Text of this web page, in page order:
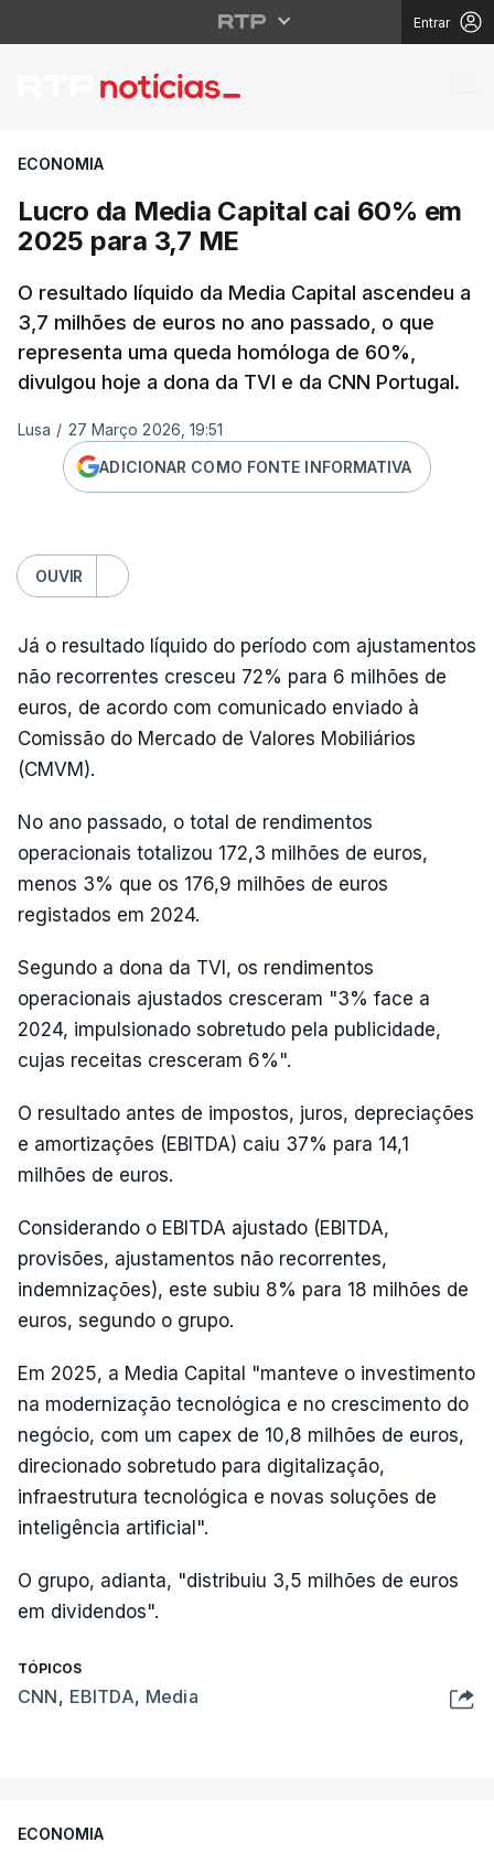
Entrar
Lucro da Media
ECONOMIA
Lucro da Media Capital cai 60% em
2025 para 3,7 ME
O resultado líquido da Media Capital ascendeu a
3,7 milhões de euros no ano passado, o que
representa uma queda homóloga de 60%,
divulgou hoje a dona da TVI e da CNN Portugal.
Lusa / 27 Março 2026, 19:51
ADICIONAR COMO FONTE INFORMATIVA
OUVIR
Já o resultado líquido do período com ajustamentos
não recorrentes cresceu 72% para 6 milhões de
euros, de acordo com comunicado enviado à
Comissão do Mercado de Valores Mobiliários
(CMVM).
No ano passado, o total de rendimentos
operacionais totalizou 172,3 milhões de euros,
menos 3% que os 176,9 milhões de euros
registados em 2024.
Segundo a dona da TVI, os rendimentos
operacionais ajustados cresceram "3% face a
2024, impulsionado sobretudo pela publicidade,
cujas receitas cresceram 6%".
O resultado antes de impostos, juros, depreciações
e amortizações (EBITDA) caiu 37% para 14,1
milhões de euros.
Considerando o EBITDA ajustado (EBITDA,
provisões, ajustamentos não recorrentes,
indemnizações), este subiu 8% para 18 milhões de
euros, segundo o grupo.
Em 2025, a Media Capital "manteve o investimento
na modernização tecnológica e no crescimento do
negócio, com um capex de 10,8 milhões de euros,
direcionado sobretudo para digitalização,
infraestrutura tecnológica e novas soluções de
inteligência artificial".
O grupo, adianta, "distribuiu 3,5 milhões de euros
em dividendos".
TÓPICOS
CNN, EBITDA, Media
ECONOMIA